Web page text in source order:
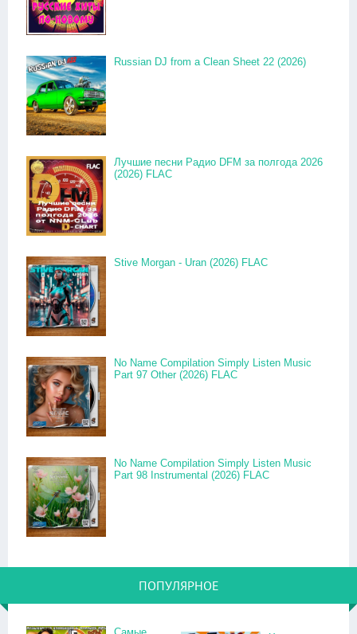
Russian DJ from a Clean Sheet 22 (2026)
Лучшие песни Радио DFM за полгода 2026
(2026) FLAC
Stive Morgan - Uran (2026) FLAC
No Name Compilation Simply Listen Music
Part 97 Other (2026) FLAC
No Name Compilation Simply Listen Music
Part 98 Instrumental (2026) FLAC
ПОПУЛЯРНОЕ